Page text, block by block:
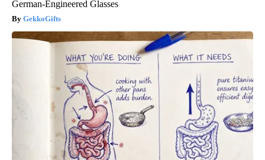
German-Engineered Glasses
GekkoGifts